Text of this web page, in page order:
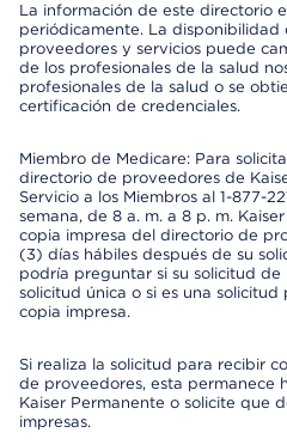
La información de este directorio
periódicamente. La disponibilidad
proveedores y servicios puede
de los profesionales de la salud
profesionales de la salud o se
certificación de credenciales.
Miembro de Medicare: Para
directorio de proveedores de
Servicio a los Miembros al 1-877-
semana, de 8 a. m. a 8 p. m.
copia impresa del directorio de
(3) días hábiles después de su
podría preguntar si su solicitud de
solicitud única o si es una
copia impresa.
Si realiza la solicitud para recibir
de proveedores, esta permanece
Kaiser Permanente o solicite que
impresas.